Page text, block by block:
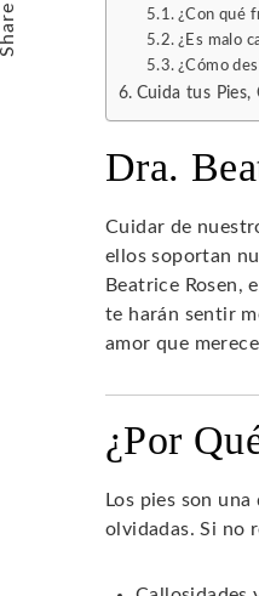
¿Con qué
¿Es malo
¿Cómo
Cuida tus Pies,
Dra.
Cuidar de
ellos soportan
Beatrice Rosen,
te harán sentir
amor que
¿Por
Los pies son
olvidadas. Si no